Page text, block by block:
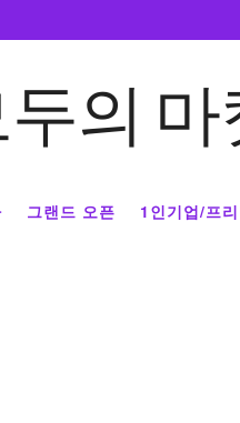
그랜드 오픈 1인기업/프